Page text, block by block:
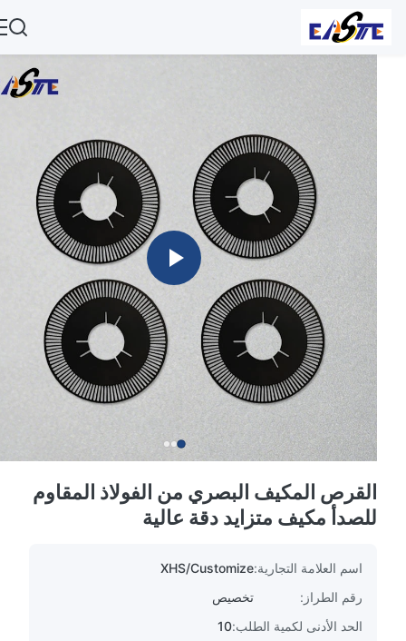
القرص المكيف البصري من الفولاذ المقاوم
للصدأ مكيف متزايد دقة عالية
اسم العلامة التجارية:XHS/Customize
رقم الطراز:
تخصيص
الحد الأدنى لكمية الطلب:10